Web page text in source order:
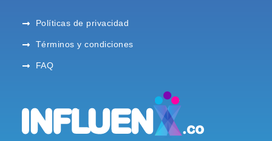
Políticas de privacidad
Términos y condiciones
FAQ